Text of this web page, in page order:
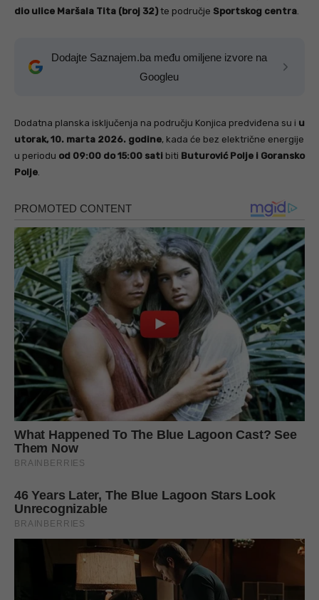
dio ulice Maršala Tita (broj 32)te područje Sportskog centra
Dodajte Saznajem.ba među omiljene izvore na
Googleu
Dodatna planska isključenja na području Konjica predviđena su i u
utorak, 10. marta 2026. godine, kada će bez električne energije
u periodu od 09:00 do 15:00 sati biti Buturović Polje i Goransko
Polje